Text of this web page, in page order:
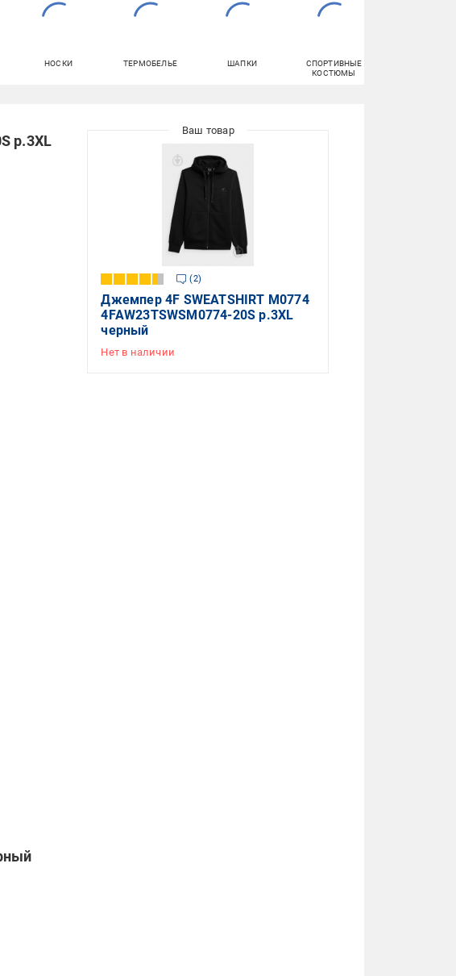
НОСКИ ТЕРМОБЕЛЬЕ ШАПКИ
СПОРТИВНЫЕ
КОСТЮМЫ
р.3XL
2
Джемпер 4F SWEATSHIRT M0774
4FAW23TSWSM0774-20S р.3XL
черный
Нет в наличии